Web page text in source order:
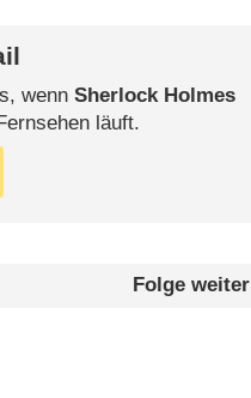
wenn Sherlock Holmes
läuft.
Folge weiter